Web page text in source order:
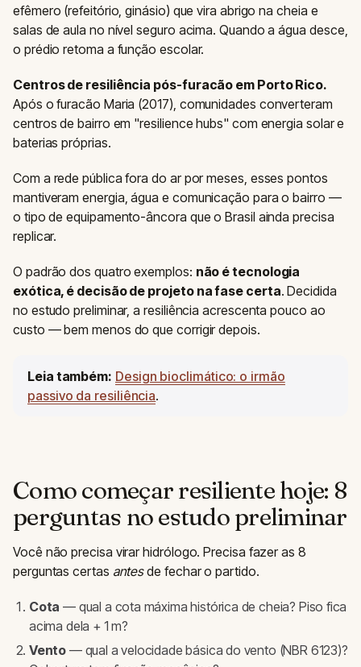
efêmero (refeitório, ginásio) que vira abrigo na cheia e
salas de aula no nível seguro acima. Quando a água desce,
o prédio retoma a função escolar.
Centros de resiliência pós-furacão em Porto Rico.
Após o furacão Maria (2017), comunidades converteram
centros de bairro em "resilience hubs" com energia solar e
baterias próprias.
Com a rede pública fora do ar por meses, esses pontos
mantiveram energia, água e comunicação para o bairro —
o tipo de equipamento-âncora que o Brasil ainda precisa
replicar.
O padrão dos quatro exemplos: não é tecnologia
exótica, é decisão de projeto na fase certa. Decidida
no estudo preliminar, a resiliência acrescenta pouco ao
custo — bem menos do que corrigir depois.
Leia também: Design bioclimático: o irmão
passivo da resiliência.
Como começar resiliente hoje: 8
perguntas no estudo preliminar
Você não precisa virar hidrólogo. Precisa fazer as 8
perguntas certas antesde fechar o partido.
Cota — qual a cota máxima histórica de cheia? Piso fica
acima dela + 1 m?
Vento — qual a velocidade básica do vento (NBR 6123)?